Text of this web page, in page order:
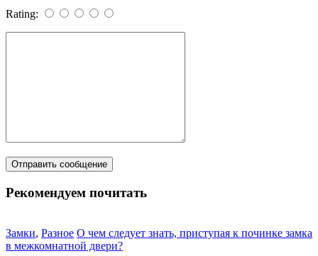
Rating:
Рекомендуем почитать
Замки, Разное О чем следует знать, приступая к починке замка
в межкомнатной двери?